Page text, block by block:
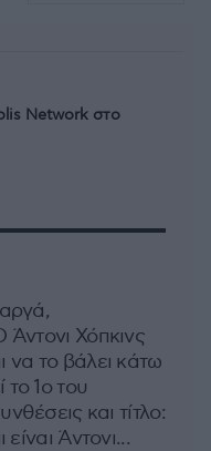
Network στο
Άντονι Χόπκινς
να το βάλει κάτω
το 1ο του
και τίτλο:
Άντονι...